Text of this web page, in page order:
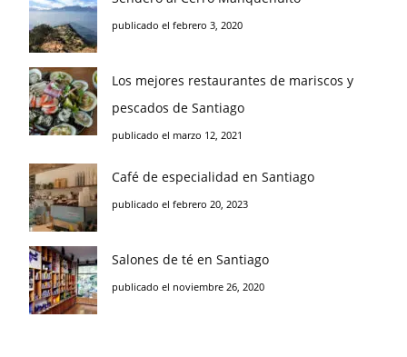
publicado el febrero 3, 2020
Los mejores restaurantes de mariscos y
pescados de Santiago
publicado el marzo 12, 2021
Café de especialidad en Santiago
publicado el febrero 20, 2023
Salones de té en Santiago
publicado el noviembre 26, 2020